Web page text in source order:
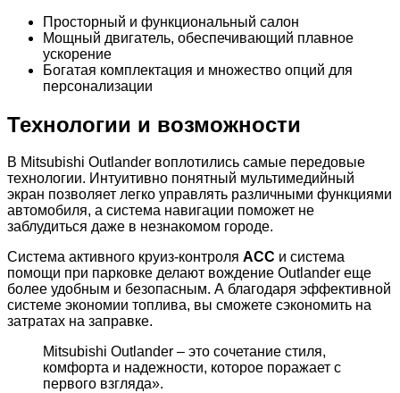
Просторный и функциональный салон
Мощный двигатель, обеспечивающий плавное
ускорение
Богатая комплектация и множество опций для
персонализации
Технологии и возможности
В Mitsubishi Outlander воплотились самые передовые
технологии. Интуитивно понятный мультимедийный
экран позволяет легко управлять различными функциями
автомобиля, а система навигации поможет не
заблудиться даже в незнакомом городе.
Система активного круиз-контроля ACC и система
помощи при парковке делают вождение Outlander еще
более удобным и безопасным. А благодаря эффективной
системе экономии топлива, вы сможете сэкономить на
затратах на заправке.
Mitsubishi Outlander – это сочетание стиля,
комфорта и надежности, которое поражает с
первого взгляда».